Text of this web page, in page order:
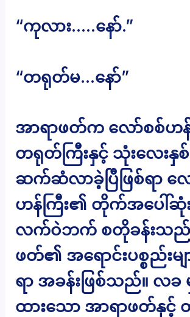
“ကုလား…..နော်.”
“တရုတ်မ…နော်”
အာရာဖတ်က လော်စစ်ဟ
တရုတ်ကြီးနှင့် သုံးလေးနှ
ဆက်ဆံလာခဲ့ပြီဖြစ်ရာ လ
ဟန်ကြီး၏ တိုက်အပေါ်ဆုံ
လက်ဝဲဘက် စတိုခန်းသည်
ဖတ်၏ အရောင်းပစ္စည်းမ
ရာ အခန်းဖြစ်သည်။ လခ
ထားသော အာရာဖတ်နှင့်